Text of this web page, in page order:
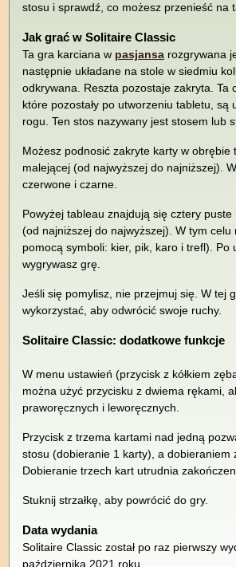
stosu i sprawdź, co możesz przenieść na
Jak grać w Solitaire Classic
Ta gra karciana w pasjansa rozgrywana
następnie układane na stole w siedmiu
odkrywana. Reszta pozostaje zakryta. Ta
które pozostały po utworzeniu tabletu, są
rogu. Ten stos nazywany jest stosem lub
Możesz podnosić zakryte karty w obrębie
malejącej (od najwyższej do najniższej).
czerwone i czarne.
Powyżej tableau znajdują się cztery
(od najniższej do najwyższej). W tym
pomocą symboli: kier, pik, karo i trefl).
wygrywasz grę.
Jeśli się pomylisz, nie przejmuj się. W tej
wykorzystać, aby odwrócić swoje ruchy.
Solitaire Classic: dodatkowe funkcje
W menu ustawień (przycisk z kółkiem
można użyć przycisku z dwiema rękami,
praworęcznych i leworęcznych.
Przycisk z trzema kartami nad jedną
stosu (dobieranie 1 karty), a
Dobieranie trzech kart utrudnia
Stuknij strzałkę, aby powrócić do gry.
Data wydania
Solitaire Classic został po raz pierwszy
października 2021 roku.